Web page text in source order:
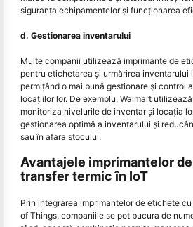
siguranța echipamentelor și funcționarea
d. Gestionarea inventarului
Multe companii utilizează imprimante de
pentru etichetarea și urmărirea inventarului
permițând o mai bună gestionare și control
locațiilor lor. De exemplu, Walmart
monitoriza nivelurile de inventar și locația
gestionarea optimă a inventarului și
sau în afara stocului.
Avantajele imprimantelor
transfer termic în IoT
Prin integrarea imprimantelor de etichete
of Things, companiile se pot bucura de